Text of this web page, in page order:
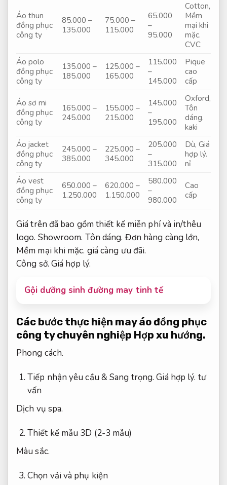
Áo thun
đồng phục
công ty
85.000 –
135.000
75.000 –
115.000
65.000
–
95.000
Cotton,
Mềm
mại khi
mặc.
CVC
Áo polo
đồng phục
công ty
135.000 –
185.000
125.000 –
165.000
115.000
–
145.000
Pique
cao
cấp
Áo sơ mi
đồng phục
công ty
165.000 –
245.000
155.000 –
215.000
145.000
–
195.000
Oxford,
Tôn
dáng.
kaki
Áo jacket
đồng phục
công ty
245.000 –
385.000
225.000 –
345.000
205.000
–
315.000
Dù, Giá
hợp lý.
nỉ
Áo vest
đồng phục
công ty
650.000 –
1.250.000
620.000 –
1.150.000
580.000
–
980.000
Cao
cấp
Giá trên đã bao gồm thiết kế miễn phí và in/thêu
logo. Showroom. Tôn dáng. Đơn hàng càng lớn,
Mềm mại khi mặc. giá càng ưu đãi.
Công sở. Giá hợp lý.
Gội dưỡng sinh đường may tinh tế
Các bước thực hiện may áo đồng phục
công ty chuyên nghiệp Hợp xu hướng.
Phong cách.
Tiếp nhận yêu cầu &Sang trọng. Giá hợp lý. tư
vấn
Dịch vụ spa.
Thiết kế mẫu 3D (2-3 mẫu)
Màu sắc.
Chọn vải và phụ kiện